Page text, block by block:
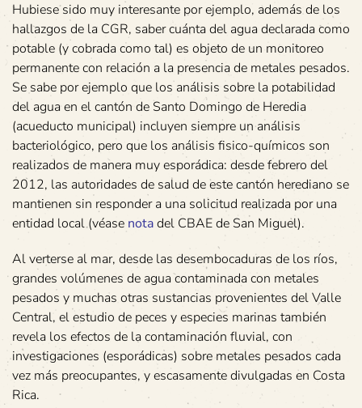
Hubiese sido muy interesante por ejemplo, además de los
hallazgos de la CGR, saber cuánta del agua declarada como
potable (y cobrada como tal) es objeto de un monitoreo
permanente con relación a la presencia de metales pesados.
Se sabe por ejemplo que los análisis sobre la potabilidad
del agua en el cantón de Santo Domingo de Heredia
(acueducto municipal) incluyen siempre un análisis
bacteriológico, pero que los análisis fisico-químicos son
realizados de manera muy esporádica: desde febrero del
2012, las autoridades de salud de este cantón herediano se
mantienen sin responder a una solicitud realizada por una
entidad local (véase notadel CBAE de San Miguel).
Al verterse al mar, desde las desembocaduras de los ríos,
grandes volúmenes de agua contaminada con metales
pesados y muchas otras sustancias provenientes del Valle
Central, el estudio de peces y especies marinas también
revela los efectos de la contaminación fluvial, con
investigaciones (esporádicas) sobre metales pesados cada
vez más preocupantes, y escasamente divulgadas en Costa
Rica.